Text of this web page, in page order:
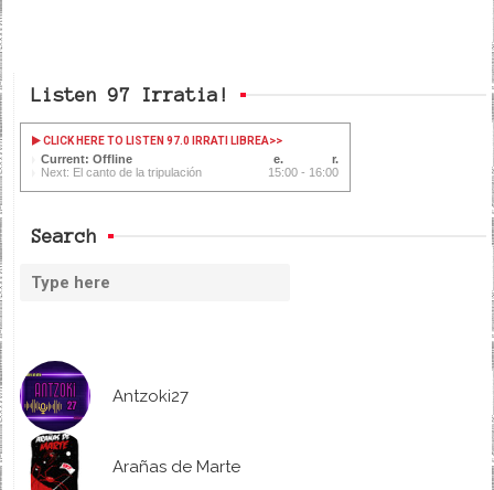
Listen 97 Irratia!
CLICK HERE TO LISTEN 97.0 IRRATI LIBREA>>
Current: Offline
Next: El canto de la tripulación
15:00 - 16:00
Search
Antzoki27
Arañas de Marte